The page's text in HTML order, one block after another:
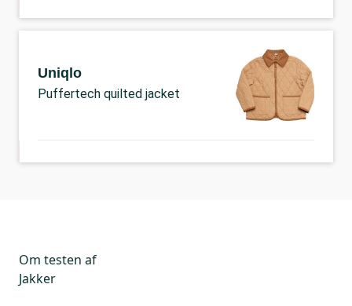
Uniqlo
Puffertech quilted jacket
Om testen af
Jakker